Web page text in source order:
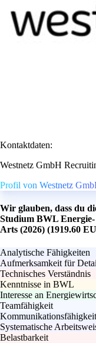
Kontaktdaten:
Westnetz GmbH
Profil von Westnetz
Wir glauben, dass du
Studium BWL Energie-
Arts (2026) (1919.60
Analytische Fähigkeiten
Aufmerksamkeit für
Technisches Verständnis
Kenntnisse in BWL
Interesse an
Teamfähigkeit
Systematische
Belastbarkeit